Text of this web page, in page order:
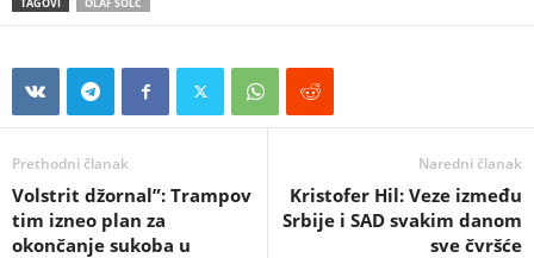
Prethodni članak
Volstrit džornal”: Trampov
tim izneo plan za
okončanje sukoba u
Naredni članak
Kristofer Hil: Veze između
Srbije i SAD svakim danom
sve čvršće